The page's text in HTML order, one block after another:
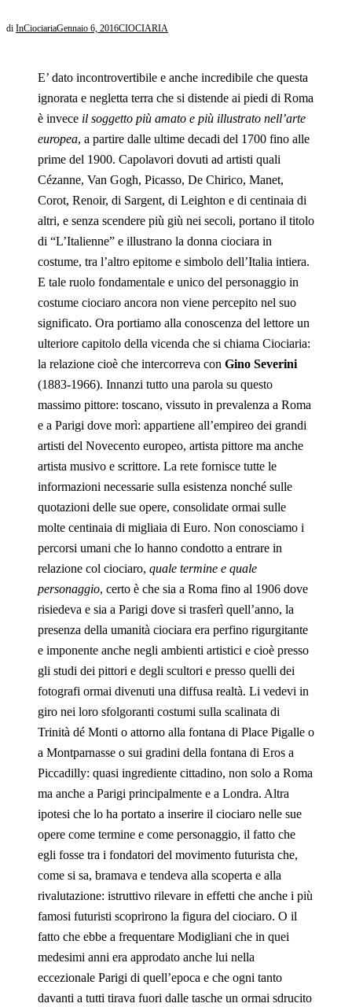
di InCiociariaGennaio 6, 2016CIOCIARIA
E’ dato incontrovertibile e anche incredibile che questa
ignorata e negletta terra che si distende ai piedi di Roma
è invece il soggetto più amato e più illustrato nell’arte
europea, a partire dalle ultime decadi del 1700 fino alle
prime del 1900. Capolavori dovuti ad artisti quali
Cézanne, Van Gogh, Picasso, De Chirico, Manet,
Corot, Renoir, di Sargent, di Leighton e di centinaia di
altri, e senza scendere più giù nei secoli, portano il titolo
di “L’Italienne” e illustrano la donna ciociara in
costume, tra l’altro epitome e simbolo dell’Italia intiera.
E tale ruolo fondamentale e unico del personaggio in
costume ciociaro ancora non viene percepito nel suo
significato. Ora portiamo alla conoscenza del lettore un
ulteriore capitolo della vicenda che si chiama Ciociaria:
la relazione cioè che intercorreva con Gino Severini
(1883-1966). Innanzi tutto una parola su questo
massimo pittore: toscano, vissuto in prevalenza a Roma
e a Parigi dove morì: appartiene all’empireo dei grandi
artisti del Novecento europeo, artista pittore ma anche
artista musivo e scrittore. La rete fornisce tutte le
informazioni necessarie sulla esistenza nonché sulle
quotazioni delle sue opere, consolidate ormai sulle
molte centinaia di migliaia di Euro. Non conosciamo i
percorsi umani che lo hanno condotto a entrare in
relazione col ciociaro, quale termine e quale
personaggio, certo è che sia a Roma fino al 1906 dove
risiedeva e sia a Parigi dove si trasferì quell’anno, la
presenza della umanità ciociara era perfino rigurgitante
e imponente anche negli ambienti artistici e cioè presso
gli studi dei pittori e degli scultori e presso quelli dei
fotografi ormai divenuti una diffusa realtà. Li vedevi in
giro nei loro sfolgoranti costumi sulla scalinata di
Trinità dé Monti o attorno alla fontana di Place Pigalle o
a Montparnasse o sui gradini della fontana di Eros a
Piccadilly: quasi ingrediente cittadino, non solo a Roma
ma anche a Parigi principalmente e a Londra. Altra
ipotesi che lo ha portato a inserire il ciociaro nelle sue
opere come termine e come personaggio, il fatto che
egli fosse tra i fondatori del movimento futurista che,
come si sa, bramava e tendeva alla scoperta e alla
rivalutazione: istruttivo rilevare in effetti che anche i più
famosi futuristi scoprirono la figura del ciociaro. O il
fatto che ebbe a frequentare Modigliani che in quei
medesimi anni era approdato anche lui nella
eccezionale Parigi di quell’epoca e che ogni tanto
davanti a tutti tirava fuori dalle tasche un ormai sdrucito